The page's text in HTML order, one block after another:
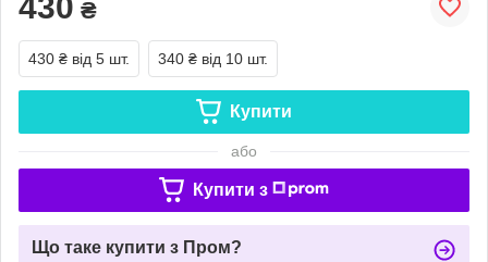
₴
430 ₴ від 5 шт. 340 ₴ від 10 шт.
Купити
або
Купити з
Що таке купити з Пром?